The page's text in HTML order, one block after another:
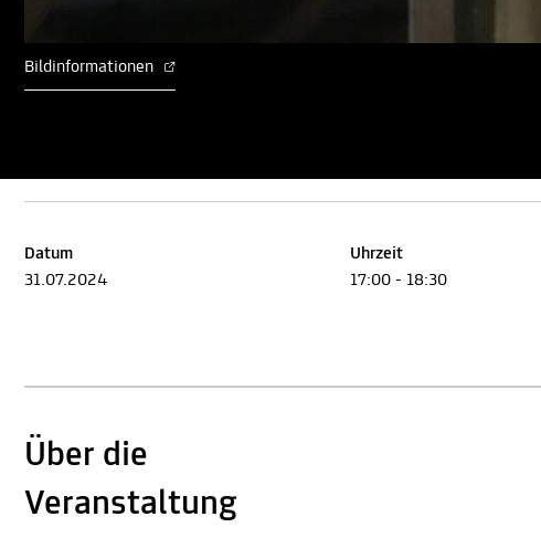
Bildinformationen
Datum
31.07.2024
Uhrzeit
17:00 - 18:30
Über die
Veranstaltung